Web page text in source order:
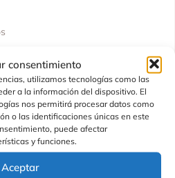
consentimiento
utilizamos tecnologías como las
a la información del dispositivo. El
nos permitirá procesar datos como
o las identificaciones únicas en este
puede afectar
y funciones.
Aceptar
habitación.
y momentos de
niños y amantes de los